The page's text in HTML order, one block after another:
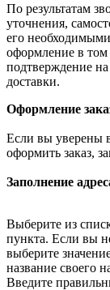
По результатам
уточнения,
его
оформление в том
подтверждение
доставки.
Оформление
Если вы уверены
оформить заказ,
Заполнение
Выберите из
пункта. Если вы
выберите
название своего
Введите